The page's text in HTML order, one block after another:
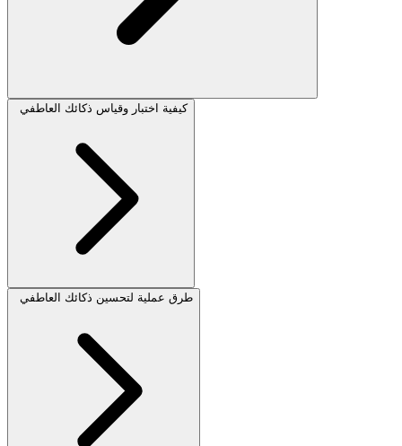
كيفية اختبار وقياس ذكائك العاطفي
طرق عملية لتحسين ذكائك العاطفي